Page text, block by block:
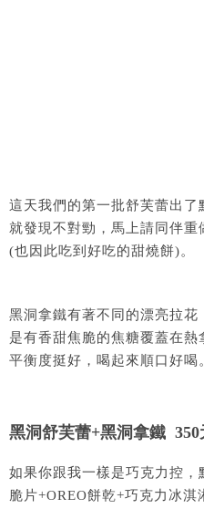
這天我們的第一批舒芙蕾出
就發現不對勁，馬上請同伴
(也因此吃到好吃的甜燒餅)。
黑洞拿鐵有著不同的漂亮拉花
是有香甜焦脆的焦糖覆蓋在
平衡度挺好，喝起來順口好喝
黑洞舒芙蕾+黑洞拿鐵 350
如果你跟我一樣是巧克力控，
脆片+OREO餅乾+巧克力冰